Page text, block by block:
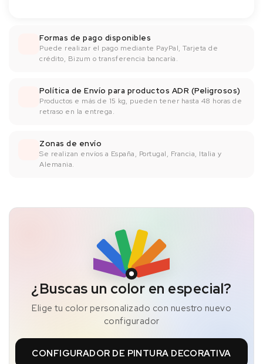
Formas de pago disponibles
Puede realizar el pago mediante PayPal, Tarjeta de
crédito, Bizum o transferencia bancaría.
Política de Envío para productos ADR (Peligrosos)
Productos e más de 15 kg, pueden tener hasta 48 horas de
retraso en la entrega.
Zonas de envío
Se realizan envíos a España, Portugal, Francia, Italia y
Alemania.
¿Buscas un color en especial?
Elige tu color personalizado con nuestro nuevo
configurador
CONFIGURADOR DE PINTURA DECORATIVA